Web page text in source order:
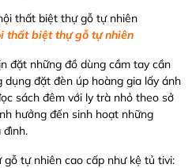
thất biệt thự gỗ tự nhiên
đặt những đồ dùng cầm tay cần
đặt đèn úp hoàng gia lấy ánh
sách đêm với ly trà nhỏ theo sở
hưởng đến sinh hoạt những
đình.
tự nhiên cao cấp như kệ tủ tivi: